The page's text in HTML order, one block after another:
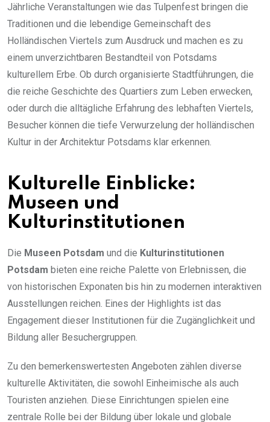
Jährliche Veranstaltungen wie das Tulpenfest bringen die
Traditionen und die lebendige Gemeinschaft des
Holländischen Viertels zum Ausdruck und machen es zu
einem unverzichtbaren Bestandteil von Potsdams
kulturellem Erbe. Ob durch organisierte Stadtführungen, die
die reiche Geschichte des Quartiers zum Leben erwecken,
oder durch die alltägliche Erfahrung des lebhaften Viertels,
Besucher können die tiefe Verwurzelung der holländischen
Kultur in der Architektur Potsdams klar erkennen.
Kulturelle Einblicke:
Museen und
Kulturinstitutionen
Die Museen Potsdam und die Kulturinstitutionen
Potsdam bieten eine reiche Palette von Erlebnissen, die
von historischen Exponaten bis hin zu modernen interaktiven
Ausstellungen reichen. Eines der Highlights ist das
Engagement dieser Institutionen für die Zugänglichkeit und
Bildung aller Besuchergruppen.
Zu den bemerkenswertesten Angeboten zählen diverse
kulturelle Aktivitäten, die sowohl Einheimische als auch
Touristen anziehen. Diese Einrichtungen spielen eine
zentrale Rolle bei der Bildung über lokale und globale